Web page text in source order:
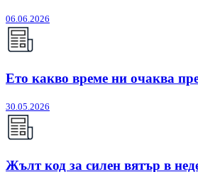
06.06.2026
Ето какво време ни очаква
30.05.2026
Жълт код за силен вятър в